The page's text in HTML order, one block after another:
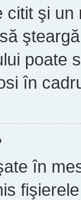
citit şi
poate
în
în